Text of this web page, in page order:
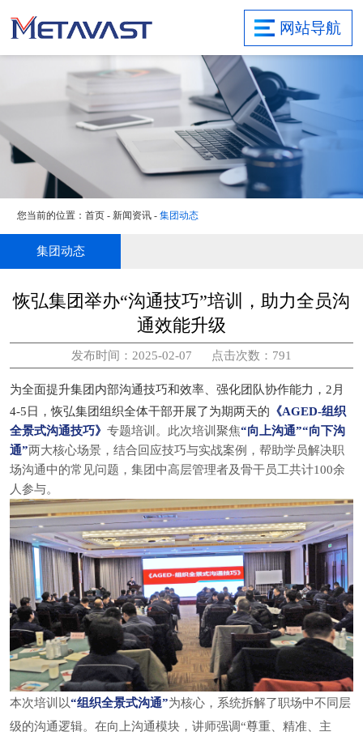
网站导航
首页
关于集团
业务领域
项目案例
新闻资讯
社会责任
联系我们
旗下子公司
您当前的位置：首页-新闻资讯 -集团动态
集团动态
恢弘集团举办“沟通技巧”培训，助力全员沟
通效能升级
发布时间：2025-02-07 点击次数：791
为全面提升集团内部沟通技巧和效率、强化团队协作能力，2月
4-5日，恢弘集团组织全体干部开展了为期两天的 《AGED-组织
全景式沟通技巧》专题培训。此次培训聚焦“向上沟通”“向下沟
通”两大核心场景，结合回应技巧与实战案例，帮助学员解决职
场沟通中的常见问题，集团中高层管理者及骨干员工共计100余
人参与。
本次培训以“组织全景式沟通”为核心，系统拆解了职场中不同层
级的沟通逻辑。在向上沟通模块，讲师强调“尊重、精准、主